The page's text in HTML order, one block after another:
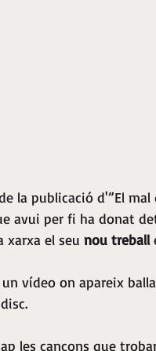
la publicació d'”El
avui per fi ha donat
xarxa el seu nou treball
un vídeo on apareix
les cançons que